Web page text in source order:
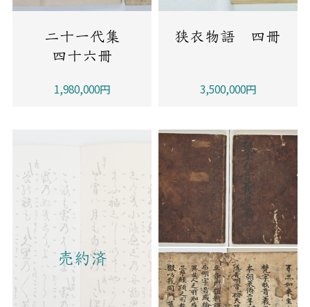
二十一代集
四十六冊
1,980,000円
狭衣物語 四冊
3,500,000円
売約済